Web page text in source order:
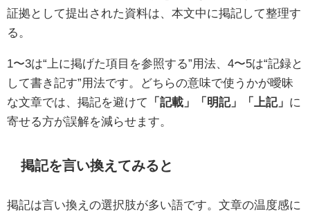
証拠として提出された資料は、本文中に掲記して整理す
る。
1〜3は“上に掲げた項目を参照する”用法、4〜5は“記録と
して書き記す”用法です。どちらの意味で使うかが曖昧
な文章では、掲記を避けて
「記載」「明記」「上記」 に
寄せる方が誤解を減らせます。
掲記を言い換えてみると
掲記は言い換えの選択肢が多い語です。文章の温度感に